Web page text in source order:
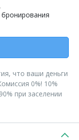
что ваши деньги
0%! 10%
при заселении